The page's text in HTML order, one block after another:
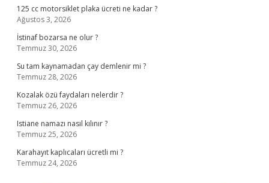
125 cc motorsiklet plaka ücreti ne kadar ?
Ağustos 3, 2026
İstinaf bozarsa ne olur ?
Temmuz 30, 2026
Su tam kaynamadan çay demlenir mi ?
Temmuz 28, 2026
Kozalak özü faydaları nelerdir ?
Temmuz 26, 2026
Istiane namazı nasıl kılınır ?
Temmuz 25, 2026
Karahayıt kaplıcaları ücretli mi ?
Temmuz 24, 2026